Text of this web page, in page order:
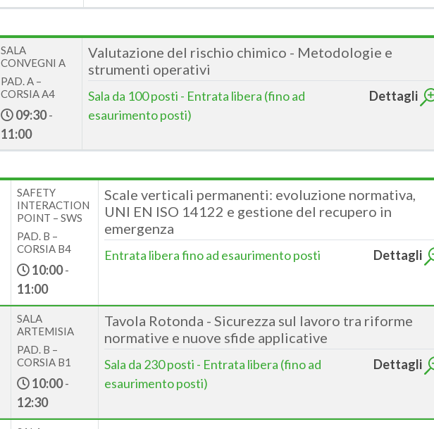
SALA
CONVEGNI A
PAD. A –
CORSIA A4
09:30-
11:00
Valutazione del rischio chimico - Metodologie e
strumenti operativi
Sala da 100 posti - Entrata libera (fino ad
esaurimento posti)
Dettagli
SAFETY
INTERACTION
POINT – SWS
PAD. B –
CORSIA B4
10:00-
11:00
Scale verticali permanenti: evoluzione normativa,
UNI EN ISO 14122 e gestione del recupero in
emergenza
Entrata libera fino ad esaurimento posti Dettagli
SALA
ARTEMISIA
PAD. B –
CORSIA B1
10:00-
12:30
Tavola Rotonda - Sicurezza sul lavoro tra riforme
normative e nuove sfide applicative
Sala da 230 posti - Entrata libera (fino ad
esaurimento posti)
Dettagli